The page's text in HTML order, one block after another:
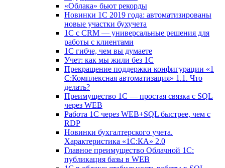
«Облака» бьют рекорды
Новинки 1С 2019 года: автоматизированы
новые участки бухучета
1С с CRM — универсальные решения для
работы с клиентами
1С гибче, чем вы думаете
Учет: как мы жили без 1С
Прекращение поддержки конфигурации «1
С:Комплексная автоматизация» 1.1. Что
делать?
Преимущество 1С — простая связка с SQL
через WEB
Работа 1С через WEB+SQL быстрее, чем с
RDP
Новинки бухгалтерского учета.
Характеристика «1С:КА» 2.0
Главное преимущество Облачной 1С:
публикация базы в WEB